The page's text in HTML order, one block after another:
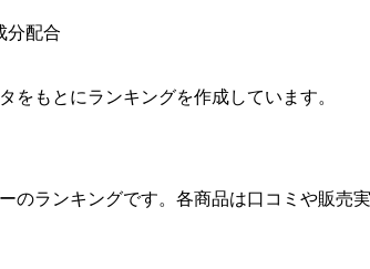
分配合
をもとにランキングを作成しています。
のランキングです。各商品は口コミや販売